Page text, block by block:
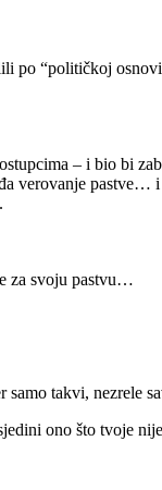
po “političkoj
– i bio bi
verovanje
za svoju pastvu…
takvi, nezrele
ono što tvoje